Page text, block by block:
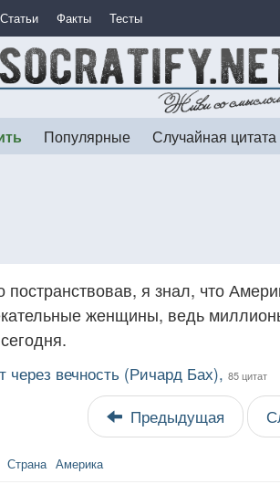
Статьи Факты Тесты
Популярные Случайная цитата
я знал, что
женщины, ведь
через вечность (Ричард Бах), 85 цитат
Предыдущая
Страна Америка